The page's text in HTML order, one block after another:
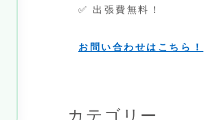
✅ 出張費無料！
お問い合わせはこちら！
カテゴリー